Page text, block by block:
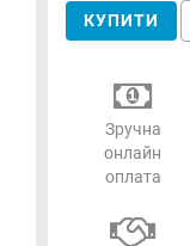
КУПИТИ
Зручна
онлайн
оплата